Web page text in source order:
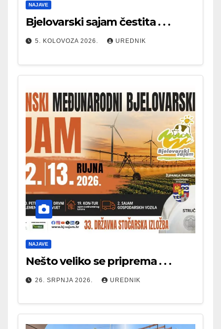
NAJAVE
Bjelovarski sajam čestita . . .
5. KOLOVOZA 2026. UREDNIK
NAJAVE
Nešto veliko se priprema . . .
26. SRPNJA 2026. UREDNIK